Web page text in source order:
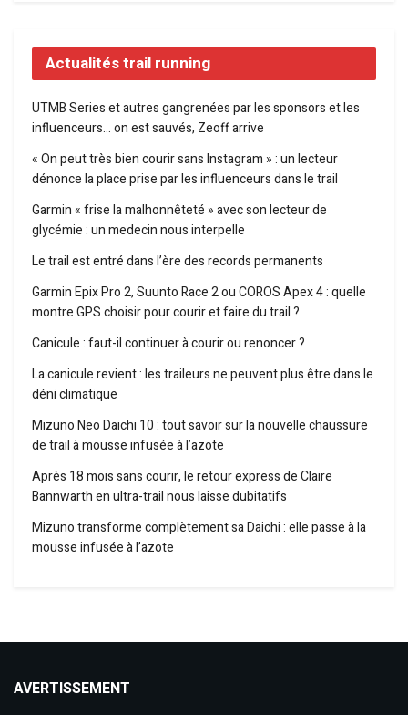
Actualités trail running
UTMB Series et autres gangrenées par les sponsors et les
influenceurs… on est sauvés, Zeoff arrive
« On peut très bien courir sans Instagram » : un lecteur
dénonce la place prise par les influenceurs dans le trail
Garmin « frise la malhonnêteté » avec son lecteur de
glycémie : un medecin nous interpelle
Le trail est entré dans l’ère des records permanents
Garmin Epix Pro 2, Suunto Race 2 ou COROS Apex 4 : quelle
montre GPS choisir pour courir et faire du trail ?
Canicule : faut-il continuer à courir ou renoncer ?
La canicule revient : les traileurs ne peuvent plus être dans le
déni climatique
Mizuno Neo Daichi 10 : tout savoir sur la nouvelle chaussure
de trail à mousse infusée à l’azote
Après 18 mois sans courir, le retour express de Claire
Bannwarth en ultra-trail nous laisse dubitatifs
Mizuno transforme complètement sa Daichi : elle passe à la
mousse infusée à l’azote
AVERTISSEMENT